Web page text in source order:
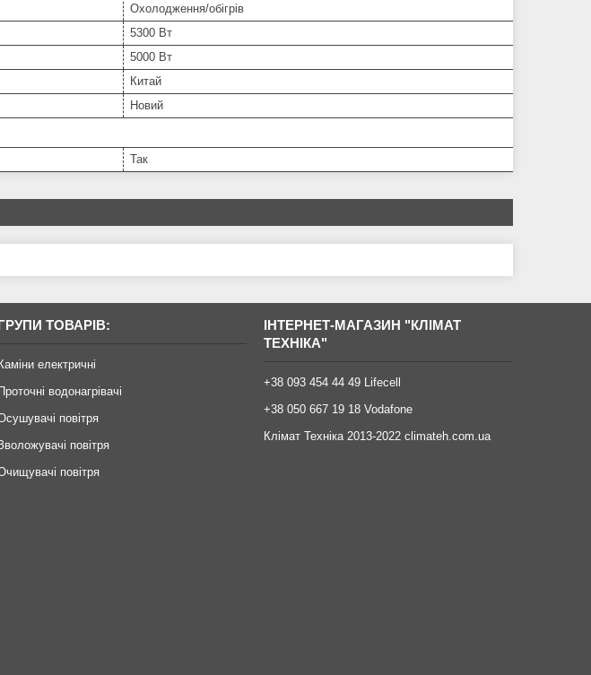
Охолодження/обігрів
5300 Вт
5000 Вт
Китай
Новий
Так
ТОВАРІВ:
електричні
водонагрівачі
повітря
повітря
повітря
ІНТЕРНЕТ-МАГАЗИН "КЛІМАТ
ТЕХНІКА"
+38 093 454 44 49 Lifecell
+38 050 667 19 18 Vodafone
Клімат Техніка 2013-2022 climateh.com.ua